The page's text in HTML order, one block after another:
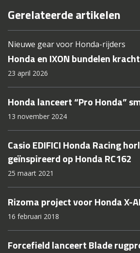
Gerelateerde artikelen
Nieuwe gear voor Honda-rijders
Honda en IXON bundelen
23 april 2026
Honda lanceert “Pro Honda”
13 november 2024
Casio EDIFICI Honda Racing
geïnspireerd op Honda RC162
25 maart 2021
Rizoma project voor Honda X-
16 februari 2018
Forcefield lanceert Blade